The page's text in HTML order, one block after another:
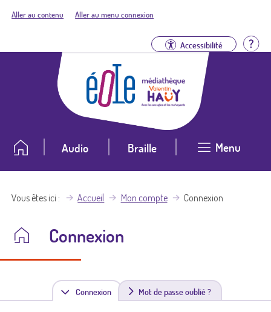
Aller au contenu Aller au menu connexion
Accessibilité
Audio Braille Menu
Vous êtes ici Accueil Mon compte Connexion
Connexion
Connexion(
Mot de passe oublié ?